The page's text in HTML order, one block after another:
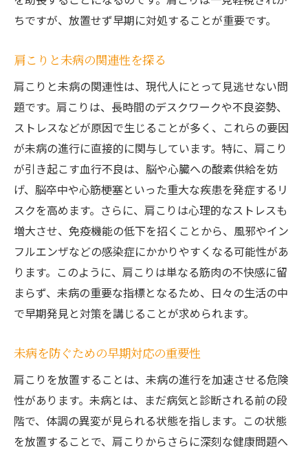
ちですが、放置せず早期に対処することが重要です。
肩こりと未病の関連性を探る
肩こりと未病の関連性は、現代人にとって見逃せない問
題です。肩こりは、長時間のデスクワークや不良姿勢、
ストレスなどが原因で生じることが多く、これらの要因
が未病の進行に直接的に関与しています。特に、肩こり
が引き起こす血行不良は、脳や心臓への酸素供給を妨
げ、脳卒中や心筋梗塞といった重大な疾患を発症するリ
スクを高めます。さらに、肩こりは心理的なストレスも
増大させ、免疫機能の低下を招くことから、風邪やイン
フルエンザなどの感染症にかかりやすくなる可能性があ
ります。このように、肩こりは単なる筋肉の不快感に留
まらず、未病の重要な指標となるため、日々の生活の中
で早期発見と対策を講じることが求められます。
未病を防ぐための早期対応の重要性
肩こりを放置することは、未病の進行を加速させる危険
性があります。未病とは、まだ病気と診断される前の段
階で、体調の異変が見られる状態を指します。この状態
を放置することで、肩こりからさらに深刻な健康問題へ